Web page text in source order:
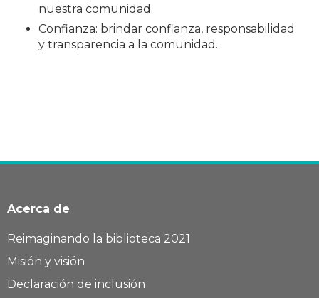
nuestra comunidad.
Confianza: brindar confianza, responsabilidad
y transparencia a la comunidad.
Acerca de
Reimaginando la biblioteca 2021
Misión y visión
Declaración de inclusión